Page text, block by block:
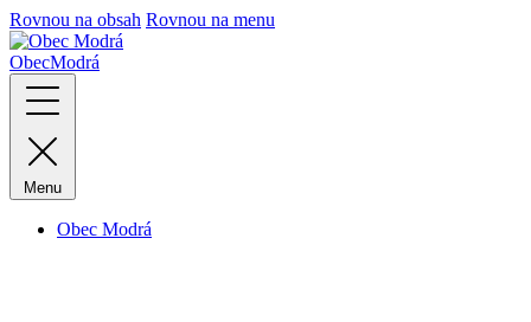
Rovnou na obsah Rovnou na menu
ObecModrá
Menu
Obec Modrá